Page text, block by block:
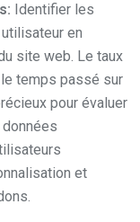
Identifier les
en
site web. Le taux
temps passé sur
pour évaluer
et